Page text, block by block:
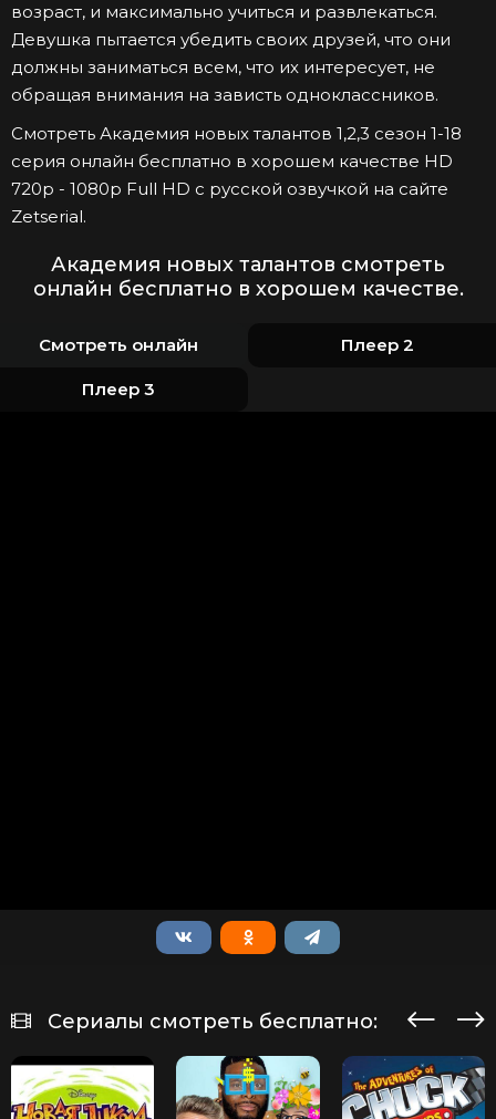
возраст, и максимально учиться и развлекаться.
Девушка пытается убедить своих друзей, что они
должны заниматься всем, что их интересует, не
обращая внимания на зависть одноклассников.
Смотреть Академия новых талантов 1,2,3 сезон 1-18
серия онлайн бесплатно в хорошем качестве HD
720p - 1080p Full HD с русской озвучкой на сайте
Zetserial.
Академия новых талантов смотреть
онлайн бесплатно в хорошем качестве.
Смотреть онлайн Плеер 2
Плеер 3
Сериалы смотреть бесплатно: